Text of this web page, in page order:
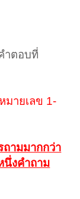
ำตอบที่
มายเลข 1-
ถามมากกว่า
นึ่งคำถาม